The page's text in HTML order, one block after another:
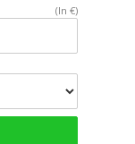
(In €)